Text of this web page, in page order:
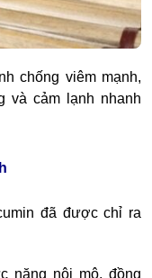
chống viêm mạnh,
và cảm lạnh nhanh
đã được chỉ ra
năng nội mô, đồng